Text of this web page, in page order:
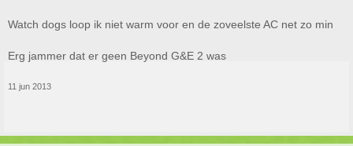
Watch dogs loop ik niet warm voor en de zoveelste AC net zo min
Erg jammer dat er geen Beyond G&E 2 was
11 jun 2013